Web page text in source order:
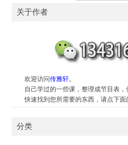
关于作者
欢迎访问传雅轩。
自己学过的一些课，整理成节目表，
快速找到您所需要的东西，请点下面
分类